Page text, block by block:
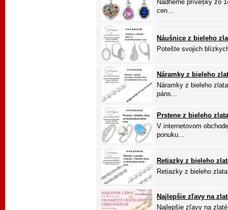
Nádherné prívesky zo
cen...
Náušnice z bieleho
Potešte svojich
Náramky z bieleho
Náramky z bieleho
páns...
Prstene z bieleho
V internetovom
ponuku...
Retiazky z bieleho
Retiazky z bieleho
Najlepšie zľavy na
Najlepšie zľavy na